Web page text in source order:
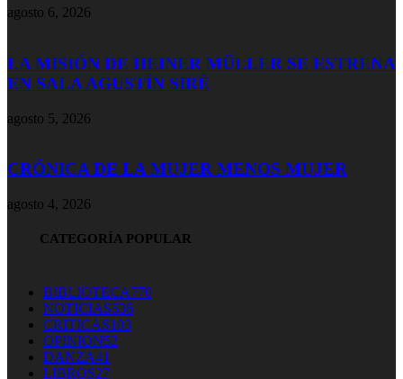
agosto 6, 2026
LA MISIÓN DE HEINER MÜLLER SE ESTRENA
EN SALA AGUSTÍN SIRÉ
agosto 5, 2026
CRÓNICA DE LA MUJER MENOS MUJER
agosto 4, 2026
CATEGORÍA POPULAR
BIBLIOTECA770
NOTICIAS536
CRITICAS103
OPINION52
DANZA41
LIBROS27